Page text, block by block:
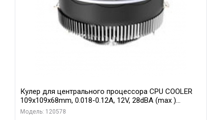
Кулер для центрального процессора CPU COOLER
109x109x68mm, 0.018-0.12A, 12V, 28dBA (max )
+/-10%
Модель: 120578